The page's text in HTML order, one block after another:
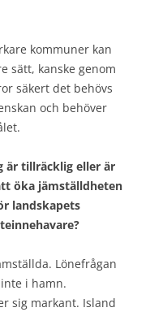
kommuner kan
sätt, kanske genom
säkert det behövs
och behöver
är tillräcklig eller är
öka jämställdheten
landskapets
Lönefrågan
i hamn.
sig markant. Island